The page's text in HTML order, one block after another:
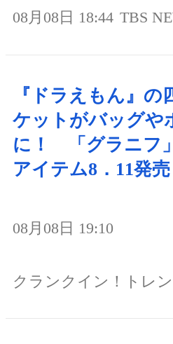
08月08日 18:44 TBS
『ドラえもん』の
ケットがバッグや
に！ 「グラニフ
アイテム8．11発売
08月08日 19:10
クランクイン！トレ